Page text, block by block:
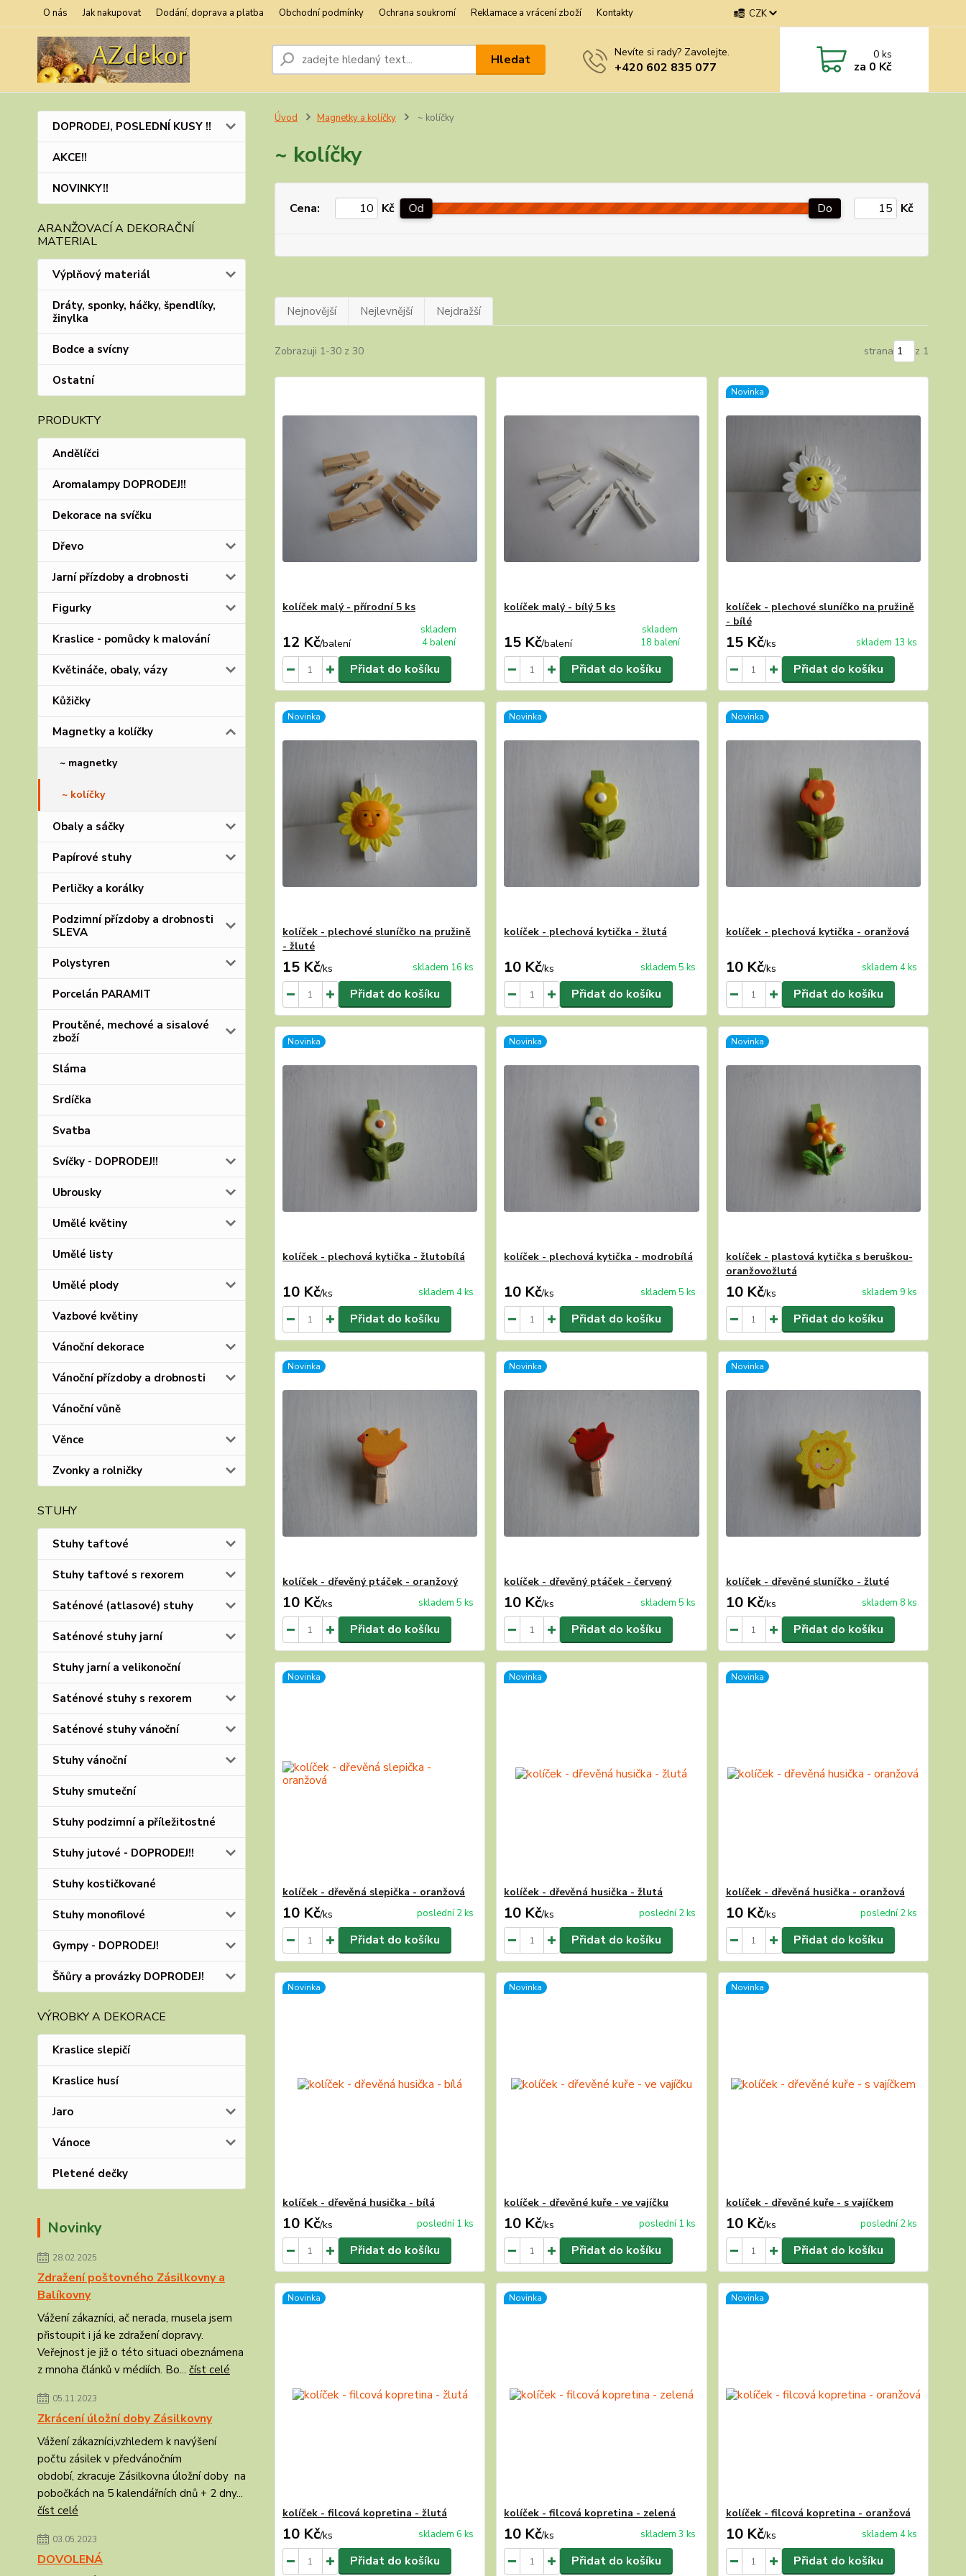
O nás Jak nakupovat Dodání, doprava a platba Obchodní podmínky Ochrana soukromí Reklamace a vrácení zboží Kontakty CZK
Hledat Nevíte si rady? Zavolejte.
+420 602 835 077
0ks
za 0 Kč
DOPRODEJ, POSLEDNÍ KUSY !!
AKCE!!
NOVINKY!!
ARANŽOVACÍ A DEKORAČNÍ
MATERIAL
Výplňový materiál
Dráty, sponky, háčky, špendlíky,
žinylka
Bodce a svícny
Ostatní
PRODUKTY
Andělíčci
Aromalampy DOPRODEJ!!
Dekorace na svíčku
Dřevo
Jarní přízdoby a drobnosti
Figurky
Kraslice - pomůcky k malování
Květináče, obaly, vázy
Kůžičky
Magnetky a kolíčky
~ magnetky
~ kolíčky
Obaly a sáčky
Papírové stuhy
Perličky a korálky
Podzimní přízdoby a drobnosti
SLEVA
Polystyren
Porcelán PARAMIT
Proutěné, mechové a sisalové
zboží
Sláma
Srdíčka
Svatba
Svíčky - DOPRODEJ!!
Ubrousky
Umělé květiny
Umělé listy
Umělé plody
Vazbové květiny
Vánoční dekorace
Vánoční přízdoby a drobnosti
Vánoční vůně
Věnce
Zvonky a rolničky
STUHY
Stuhy taftové
Stuhy taftové s rexorem
Saténové (atlasové) stuhy
Saténové stuhy jarní
Stuhy jarní a velikonoční
Saténové stuhy s rexorem
Saténové stuhy vánoční
Stuhy vánoční
Stuhy smuteční
Stuhy podzimní a příležitostné
Stuhy jutové - DOPRODEJ!!
Stuhy kostičkované
Stuhy monofilové
Gympy - DOPRODEJ!
Šňůry a provázky DOPRODEJ!
VÝROBKY A DEKORACE
Kraslice slepičí
Kraslice husí
Jaro
Vánoce
Pletené dečky
Novinky
28.02.2025
Zdražení poštovného Zásilkovny a
Balíkovny
Vážení zákazníci, ač nerada, musela jsem
přistoupit i já ke zdražení dopravy.
Veřejnost je již o této situaci obeznámena
z mnoha článků v médiích. Bo... číst celé
05.11.2023
Zkrácení úložní doby Zásilkovny
Vážení zákazníci,vzhledem k navýšení
počtu zásilek v předvánočním
období, zkracuje Zásilkovna úložní doby na
pobočkách na 5 kalendářních dnů + 2 dny...
číst celé
03.05.2023
DOVOLENÁ
Úvod Magnetky a kolíčky ~ kolíčky
~ kolíčky
Cena: Kč Od Do Kč
Nejnovější Nejlevnější Nejdražší
Zobrazuji 1-30 z 30 strana z 1
kolíček malý - přírodní 5 ks
12 Kč/balení
skladem
4 balení
Přidat do košíku
kolíček malý - bílý 5 ks
15 Kč/balení
skladem
18 balení
Přidat do košíku
Novinka
kolíček - plechové sluníčko na pružině
- bílé
15 Kč/ks skladem 13 ks
Přidat do košíku
Novinka
kolíček - plechové sluníčko na pružině
- žluté
15 Kč/ks skladem 16 ks
Přidat do košíku
Novinka
kolíček - plechová kytička - žlutá
10 Kč/ks skladem 5 ks
Přidat do košíku
Novinka
kolíček - plechová kytička - oranžová
10 Kč/ks skladem 4 ks
Přidat do košíku
Novinka
kolíček - plechová kytička - žlutobílá
10 Kč/ks skladem 4 ks
Přidat do košíku
Novinka
kolíček - plechová kytička - modrobílá
10 Kč/ks skladem 5 ks
Přidat do košíku
Novinka
kolíček - plastová kytička s beruškou-
oranžovožlutá
10 Kč/ks skladem 9 ks
Přidat do košíku
Novinka
kolíček - dřevěný ptáček - oranžový
10 Kč/ks skladem 5 ks
Přidat do košíku
Novinka
kolíček - dřevěný ptáček - červený
10 Kč/ks skladem 5 ks
Přidat do košíku
Novinka
kolíček - dřevěné sluníčko - žluté
10 Kč/ks skladem 8 ks
Přidat do košíku
Novinka
kolíček - dřevěná slepička - oranžová
10 Kč/ks poslední 2 ks
Přidat do košíku
Novinka
kolíček - dřevěná husička - žlutá
10 Kč/ks poslední 2 ks
Přidat do košíku
Novinka
kolíček - dřevěná husička - oranžová
10 Kč/ks poslední 2 ks
Přidat do košíku
Novinka
kolíček - dřevěná husička - bílá
10 Kč/ks poslední 1 ks
Přidat do košíku
Novinka
kolíček - dřevěné kuře - ve vajíčku
10 Kč/ks poslední 1 ks
Přidat do košíku
Novinka
kolíček - dřevěné kuře - s vajíčkem
10 Kč/ks poslední 2 ks
Přidat do košíku
Novinka
kolíček - filcová kopretina - žlutá
10 Kč/ks skladem 6 ks
Přidat do košíku
Novinka
kolíček - filcová kopretina - zelená
10 Kč/ks skladem 3 ks
Přidat do košíku
Novinka
kolíček - filcová kopretina - oranžová
10 Kč/ks skladem 4 ks
Přidat do košíku